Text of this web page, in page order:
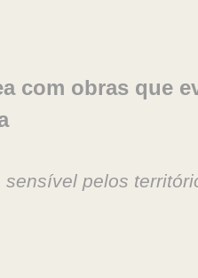
com obras que
pelos